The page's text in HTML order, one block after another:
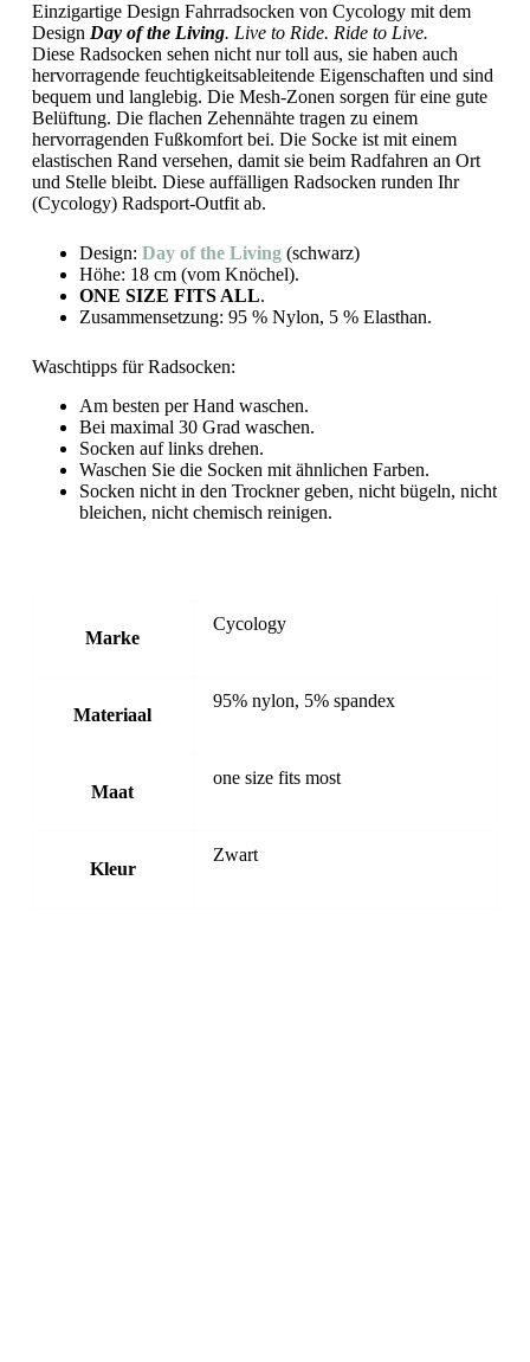
Einzigartige Design Fahrradsocken von Cycology mit dem
Design Day of the Living. Live to Ride. Ride to Live.
Diese Radsocken sehen nicht nur toll aus, sie haben auch
hervorragende feuchtigkeitsableitende Eigenschaften und sind
bequem und langlebig. Die Mesh-Zonen sorgen für eine gute
Belüftung. Die flachen Zehennähte tragen zu einem
hervorragenden Fußkomfort bei. Die Socke ist mit einem
elastischen Rand versehen, damit sie beim Radfahren an Ort
und Stelle bleibt. Diese auffälligen Radsocken runden Ihr
(Cycology) Radsport-Outfit ab.
Design: Day of the Living(schwarz)
Höhe: 18 cm (vom Knöchel).
ONE SIZE FITS ALL.
Zusammensetzung: 95 % Nylon, 5 % Elasthan.
Waschtipps für Radsocken:
Am besten per Hand waschen.
Bei maximal 30 Grad waschen.
Socken auf links drehen.
Waschen Sie die Socken mit ähnlichen Farben.
Socken nicht in den Trockner geben, nicht bügeln, nicht
bleichen, nicht chemisch reinigen.
Marke
Cycology
Materiaal
95% nylon, 5% spandex
Maat
one size fits most
Kleur
Zwart